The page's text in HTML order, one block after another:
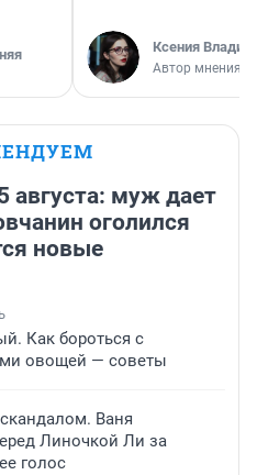
Ксения
Автор мнения
августа: муж дает
оголился
новые
Как бороться с
овощей — советы
Ваня
Линочкой Ли за
голос